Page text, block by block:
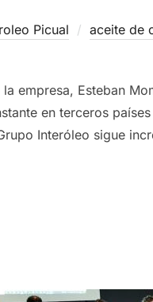
Picual aceite de
la empresa, Esteban
en terceros
Interóleo sigue